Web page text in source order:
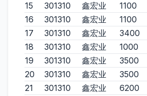
15
301310 鑫宏业 1100
16
301310 鑫宏业 1100
17
301310 鑫宏业 3400
18
301310 鑫宏业 1000
19
301310 鑫宏业 3500
20
301310 鑫宏业 3500
21
301310 鑫宏业 6200